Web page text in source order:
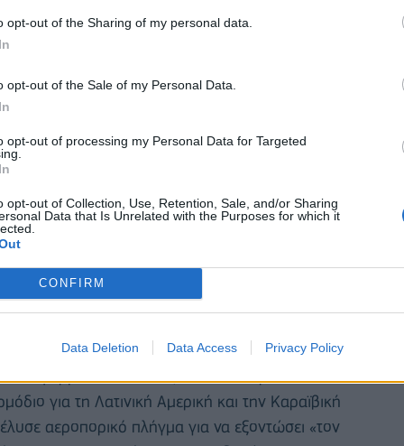
opt-out of the Sharing of my personal data.
opt-out of the Sale of my Personal Data.
opt-out of processing my Personal Data for Targeted
opt-out of Collection, Use, Retention, Sale, and/or Sharing
Data that Is Unrelated with the Purposes for which it
CONFIRM
Data Deletion Data Access Privacy Policy
τη δράση της σε άλλα κράτη της
Περού και στη Χιλή. Κατηγορείται μεταξύ άλλων
ναρκωτικών και δολοφονίες.
Truth Social, το διοικητήριο των
για τη Λατινική Αμερική και την Καραϊβική
αεροπορικό πλήγμα για να εξοντώσει «τον